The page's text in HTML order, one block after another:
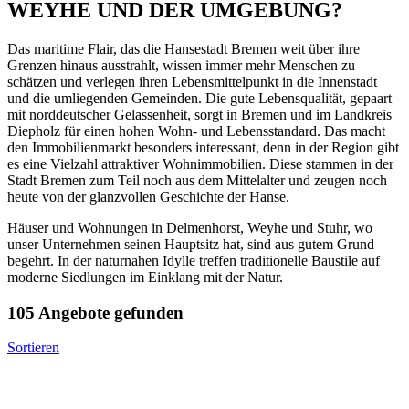
WEYHE UND DER UMGEBUNG?
Das maritime Flair, das die Hansestadt Bremen weit über ihre
Grenzen hinaus ausstrahlt, wissen immer mehr Menschen zu
schätzen und verlegen ihren Lebensmittelpunkt in die Innenstadt
und die umliegenden Gemeinden. Die gute Lebensqualität, gepaart
mit norddeutscher Gelassenheit, sorgt in Bremen und im Landkreis
Diepholz für einen hohen Wohn- und Lebensstandard. Das macht
den Immobilienmarkt besonders interessant, denn in der Region gibt
es eine Vielzahl attraktiver Wohnimmobilien. Diese stammen in der
Stadt Bremen zum Teil noch aus dem Mittelalter und zeugen noch
heute von der glanzvollen Geschichte der Hanse.
Häuser und Wohnungen in Delmenhorst, Weyhe und Stuhr, wo
unser Unternehmen seinen Hauptsitz hat, sind aus gutem Grund
begehrt. In der naturnahen Idylle treffen traditionelle Baustile auf
moderne Siedlungen im Einklang mit der Natur.
105 Angebote gefunden
Sortieren